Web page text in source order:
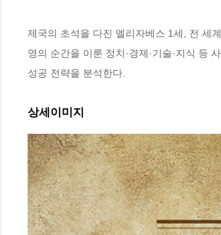
제국의 초석을 다진 엘리자베스 1세, 전 세
영의 순간을 이룬 정치·경제·기술·지식 등
성공 전략을 분석한다.
상세이미지